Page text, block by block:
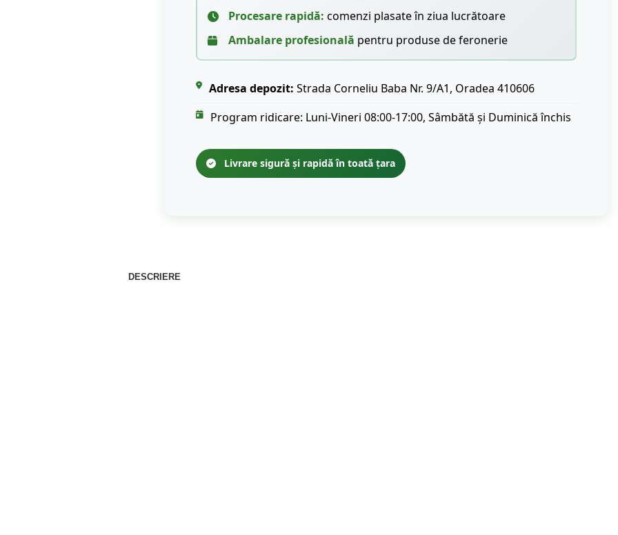
Procesare rapidă: comenzi plasate în ziua lucrătoare
Ambalare profesională pentru produse de feronerie
Adresa depozit: Strada Corneliu Baba Nr. 9/A1, Oradea 410606
Program ridicare: Luni-Vineri 08:00-17:00, Sâmbătă și Duminică închis
Livrare sigură și rapidă în toată țara
DESCRIERE